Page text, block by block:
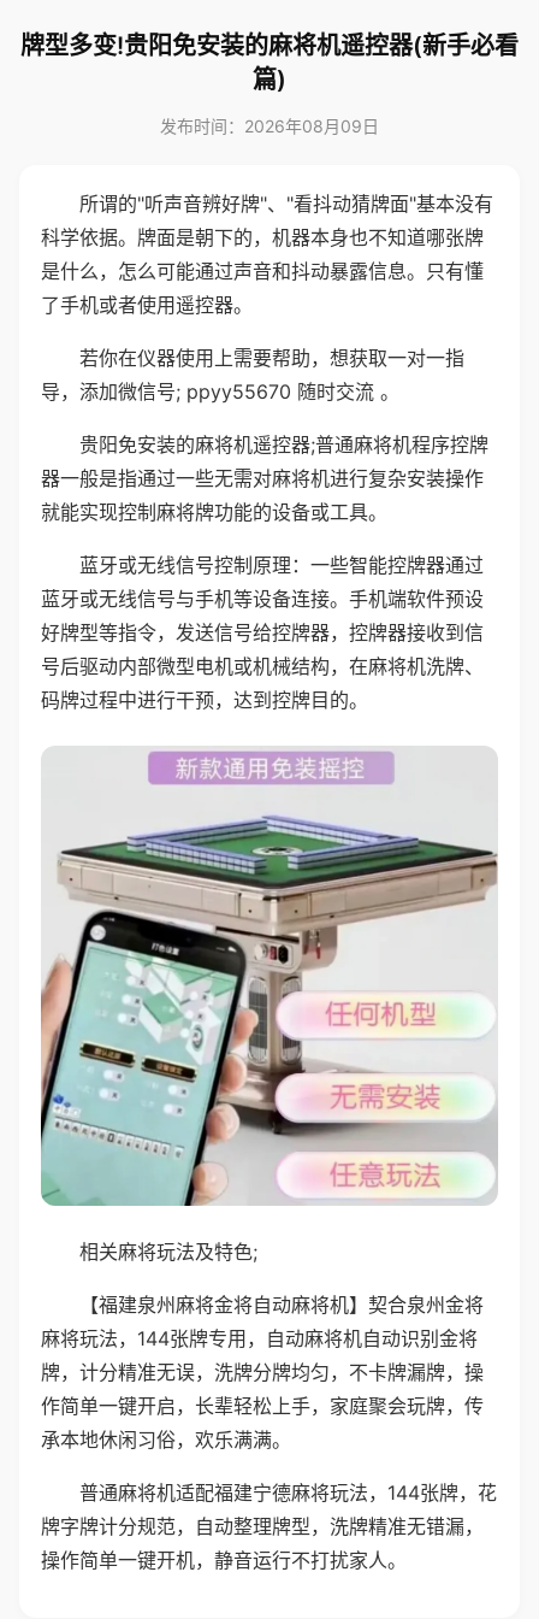
牌型多变!贵阳免安装的麻将机遥控器(新手必看
篇)
发布时间：2026年08月09日
所谓的"听声音辨好牌"、"看抖动猜牌面"基本没有
科学依据。牌面是朝下的，机器本身也不知道哪张牌
是什么，怎么可能通过声音和抖动暴露信息。只有懂
了手机或者使用遥控器。
若你在仪器使用上需要帮助，想获取一对一指
导，添加微信号; ppyy55670 随时交流 。
贵阳免安装的麻将机遥控器;普通麻将机程序控牌
器一般是指通过一些无需对麻将机进行复杂安装操作
就能实现控制麻将牌功能的设备或工具。
蓝牙或无线信号控制原理：一些智能控牌器通过
蓝牙或无线信号与手机等设备连接。手机端软件预设
好牌型等指令，发送信号给控牌器，控牌器接收到信
号后驱动内部微型电机或机械结构，在麻将机洗牌、
码牌过程中进行干预，达到控牌目的。
相关麻将玩法及特色;
【福建泉州麻将金将自动麻将机】契合泉州金将
麻将玩法，144张牌专用，自动麻将机自动识别金将
牌，计分精准无误，洗牌分牌均匀，不卡牌漏牌，操
作简单一键开启，长辈轻松上手，家庭聚会玩牌，传
承本地休闲习俗，欢乐满满。
普通麻将机适配福建宁德麻将玩法，144张牌，花
牌字牌计分规范，自动整理牌型，洗牌精准无错漏，
操作简单一键开机，静音运行不打扰家人。